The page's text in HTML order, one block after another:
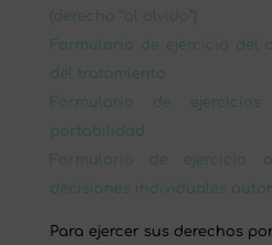
(derecho “al olvido”)
Formulario de ejercicio del
del tratamiento
Formulario de
portabilidad
Formulario de
decisiones individuales
Para ejercer sus derechos